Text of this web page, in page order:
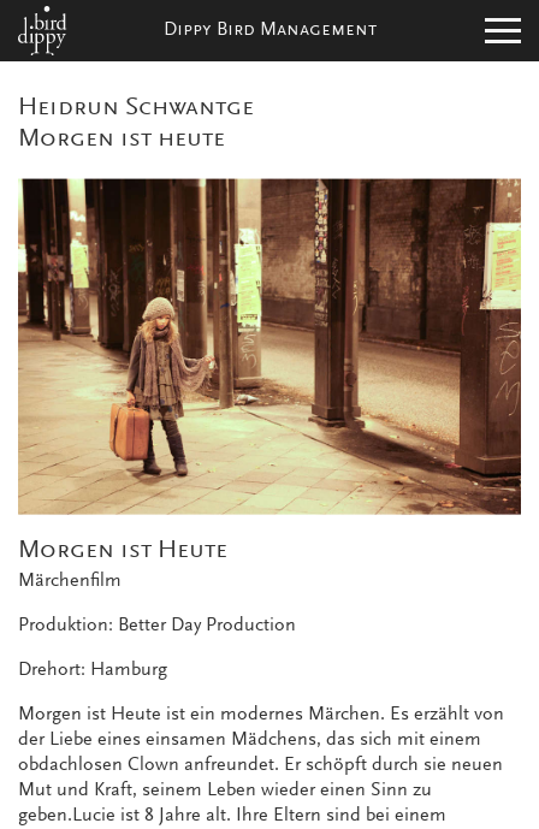
Dippy Bird Management
Heidrun Schwantge
Morgen ist heute
Morgen ist Heute
Märchenfilm
Produktion: Better Day Production
Drehort: Hamburg
Morgen ist Heute ist ein modernes Märchen. Es erzählt von
der Liebe eines einsamen Mädchens, das sich mit einem
obdachlosen Clown anfreundet. Er schöpft durch sie neuen
Mut und Kraft, seinem Leben wieder einen Sinn zu
geben.Lucie ist 8 Jahre alt. Ihre Eltern sind bei einem